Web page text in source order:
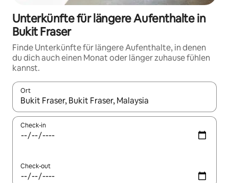
Unterkünfte für längere Aufenthalte in
Bukit Fraser
Finde Unterkünfte für längere Aufenthalte, in denen
du dich auch einen Monat oder länger zuhause fühlen
kannst.
Ort
Wenn Ergebnisse verfügbar sind, navigiere mit den
Check-in
Check-out